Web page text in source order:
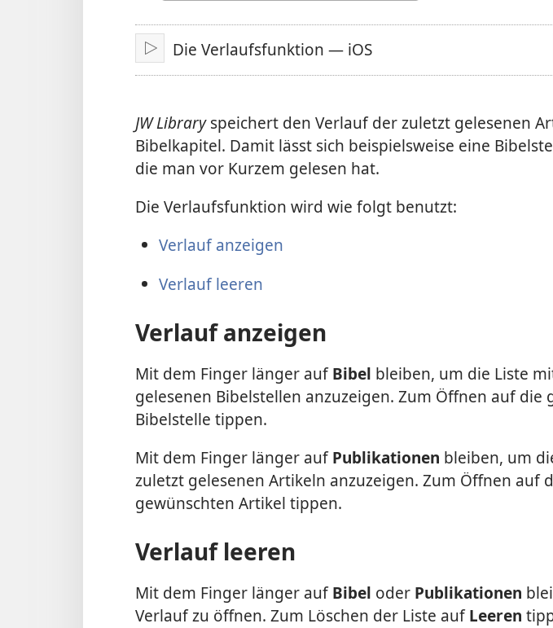
auswählen
Abspielen
Die Verlaufsfunktion — iOS
JW Libraryspeichert den Verlauf der zuletzt gelesenen
Bibelkapitel. Damit lässt sich beispielsweise eine
die man vor Kurzem gelesen hat.
Die Verlaufsfunktion wird wie folgt benutzt:
Verlauf anzeigen
Verlauf leeren
Verlauf anzeigen
Mit dem Finger länger aufBibel bleiben, um die Liste
gelesenen Bibelstellen anzuzeigen. Zum Öffnen auf die
Bibelstelle tippen.
Mit dem Finger länger aufPublikationen bleiben, um
zuletzt gelesenen Artikeln anzuzeigen. Zum Öffnen auf
gewünschten Artikel tippen.
Verlauf leeren
Mit dem Finger länger aufBibel oder Publikationen
Verlauf zu öffnen. Zum Löschen der Liste aufLeeren